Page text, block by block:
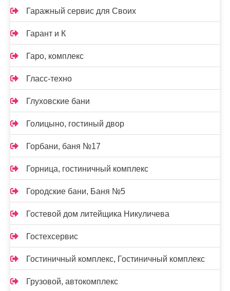
Гаражный сервис для Своих
Гарант и К
Гаро, комплекс
Гласс-техно
Глуховские бани
Голицыно, гостиный двор
Горбани, баня №17
Горница, гостиничный комплекс
Городские бани, Баня №5
Гостевой дом литейщика Никуличева
Гостехсервис
Гостиничный комплекс, Гостиничный комплекс
Грузовой, автокомплекс